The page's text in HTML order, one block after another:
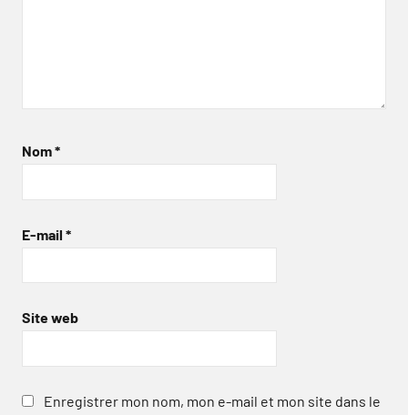
Nom*
E-mail *
Site web
Enregistrer mon nom, mon e-mail et mon site dans le